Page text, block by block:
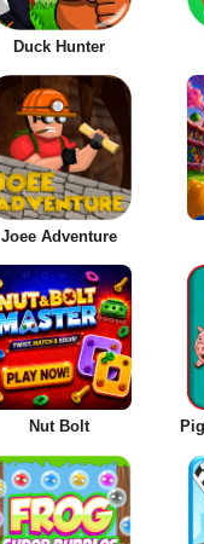
Duck Hunter
Joee Adventure
Nut Bolt